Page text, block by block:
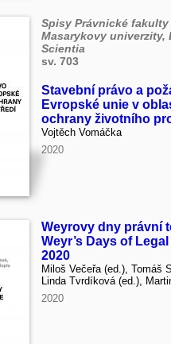
Spisy Právnické fakulty
Masarykovy univerzity,
Scientia
sv. 703
Stavební právo a
Evropské unie v
ochrany životního
Vojtěch Vomáčka
2020
Weyrovy dny právní
Weyr’s Days of
2020
Miloš Večeřa (ed.), Tomáš
Linda Tvrdíková (ed.),
2020